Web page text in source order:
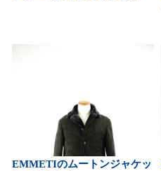
EMMETIのムートンジャケッ